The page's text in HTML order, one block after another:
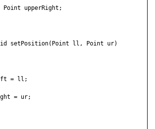
Point upperRight;
setPosition(Point ll, Point ur)
= ll;
= ur;